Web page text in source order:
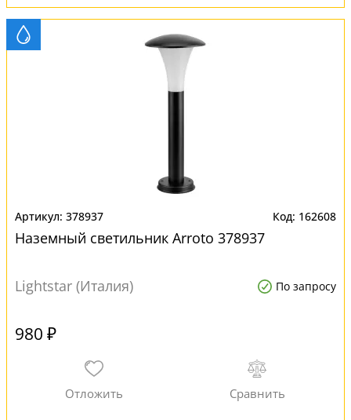
378937 162608
Наземный светильник Arroto 378937
Lightstar (Италия) По запросу
980 ₽